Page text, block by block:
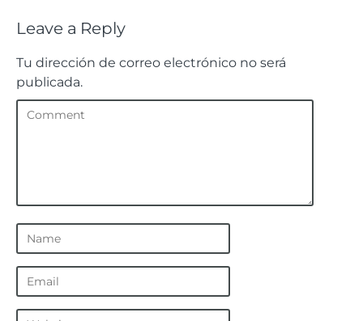
Leave a Reply
Tu dirección de correo electrónico no será
publicada.